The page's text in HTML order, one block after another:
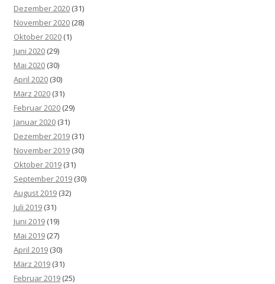
Dezember 2020 (31)
November 2020 (28)
Oktober 2020 (1)
Juni 2020 (29)
Mai 2020 (30)
April 2020 (30)
März 2020 (31)
Februar 2020 (29)
Januar 2020 (31)
Dezember 2019 (31)
November 2019 (30)
Oktober 2019 (31)
September 2019 (30)
August 2019 (32)
Juli 2019 (31)
Juni 2019 (19)
Mai 2019 (27)
April 2019 (30)
März 2019 (31)
Februar 2019 (25)